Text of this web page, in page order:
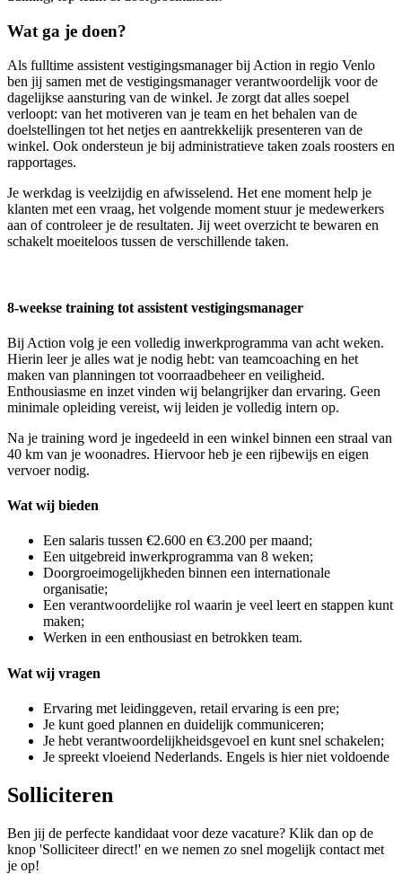
Wat ga je doen?
Als fulltime assistent vestigingsmanager bij Action in regio Venlo
ben jij samen met de vestigingsmanager verantwoordelijk voor de
dagelijkse aansturing van de winkel. Je zorgt dat alles soepel
verloopt: van het motiveren van je team en het behalen van de
doelstellingen tot het netjes en aantrekkelijk presenteren van de
winkel. Ook ondersteun je bij administratieve taken zoals roosters en
rapportages.
Je werkdag is veelzijdig en afwisselend. Het ene moment help je
klanten met een vraag, het volgende moment stuur je medewerkers
aan of controleer je de resultaten. Jij weet overzicht te bewaren en
schakelt moeiteloos tussen de verschillende taken.
8-weekse training tot assistent vestigingsmanager
Bij Action volg je een volledig inwerkprogramma van acht weken.
Hierin leer je alles wat je nodig hebt: van teamcoaching en het
maken van planningen tot voorraadbeheer en veiligheid.
Enthousiasme en inzet vinden wij belangrijker dan ervaring. Geen
minimale opleiding vereist, wij leiden je volledig intern op.
Na je training word je ingedeeld in een winkel binnen een straal van
40 km van je woonadres. Hiervoor heb je een rijbewijs en eigen
vervoer nodig.
Wat wij bieden
Een salaris tussen €2.600 en €3.200 per maand;
Een uitgebreid inwerkprogramma van 8 weken;
Doorgroeimogelijkheden binnen een internationale
organisatie;
Een verantwoordelijke rol waarin je veel leert en stappen kunt
maken;
Werken in een enthousiast en betrokken team.
Wat wij vragen
Ervaring met leidinggeven, retail ervaring is een pre;
Je kunt goed plannen en duidelijk communiceren;
Je hebt verantwoordelijkheidsgevoel en kunt snel schakelen;
Je spreekt vloeiend Nederlands. Engels is hier niet voldoende
Solliciteren
Ben jij de perfecte kandidaat voor deze vacature? Klik dan op de
knop 'Solliciteer direct!' en we nemen zo snel mogelijk contact met
je op!